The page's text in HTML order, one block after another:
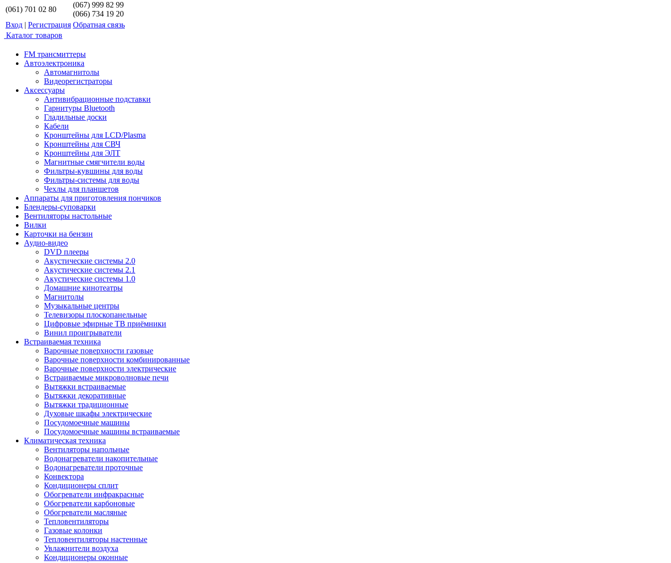
(061) 701 02 80
(067) 999 82 99
(066) 734 19 20
Вход | Регистрация Обратная связь
Каталог товаров
FM трансмиттеры
Автоэлектроника
Автомагнитолы
Видеорегистраторы
Аксессуары
Антивибрационные подставки
Гарнитуры Bluetooth
Гладильные доски
Кабели
Кронштейны для LCD/Plasma
Кронштейны для СВЧ
Кронштейны для ЭЛТ
Магнитные смягчители воды
Фильтры-кувшины для воды
Фильтры-системы для воды
Чехлы для планшетов
Аппараты для приготовления пончиков
Блендеры-суповарки
Вентиляторы настольные
Вилки
Карточки на бензин
Аудио-видео
DVD плееры
Акустические системы 2.0
Акустические системы 2.1
Акустические системы 1.0
Домашние кинотеатры
Магнитолы
Музыкальные центры
Телевизоры плоскопанельные
Цифровые эфирные ТВ приёмники
Винил проигрыватели
Встраиваемая техника
Варочные поверхности газовые
Варочные поверхности комбинированные
Варочные поверхности электрические
Встраиваемые микроволновые печи
Вытяжки встраиваемые
Вытяжки декоративные
Вытяжки традиционные
Духовые шкафы электрические
Посудомоечные машины
Посудомоечные машины встраиваемые
Климатическая техника
Вентиляторы напольные
Водонагреватели накопительные
Водонагреватели проточные
Конвектора
Кондиционеры сплит
Обогреватели инфракрасные
Обогреватели карбоновые
Обогреватели масляные
Тепловентиляторы
Газовые колонки
Тепловентиляторы настенные
Увлажнители воздуха
Кондиционеры оконные